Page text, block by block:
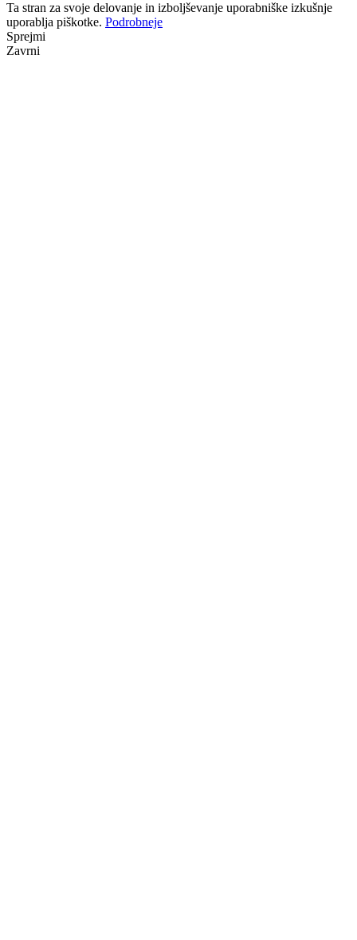
Ta stran za svoje delovanje in izboljševanje uporabniške izkušnje
uporablja piškotke. Podrobneje
Sprejmi
Zavrni